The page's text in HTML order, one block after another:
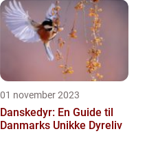
01 november 2023
Danskedyr: En Guide til
Danmarks Unikke Dyreliv